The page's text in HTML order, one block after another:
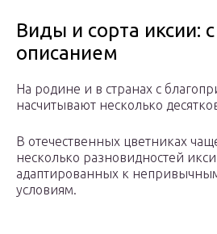
Виды и сорта иксии:
описанием
На родине и в странах с
насчитывают несколько
В отечественных цветниках
несколько разновидностей
адаптированных к
условиям.